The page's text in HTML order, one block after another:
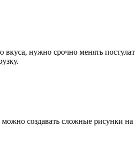
нужно срочно менять
создавать сложные рисунки на